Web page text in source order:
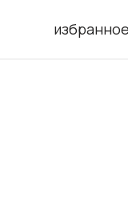
корзина